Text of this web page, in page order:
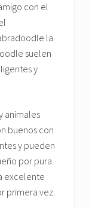
con el
la
suelen
y
animales
buenos con
y pueden
por pura
excelente
primera vez.